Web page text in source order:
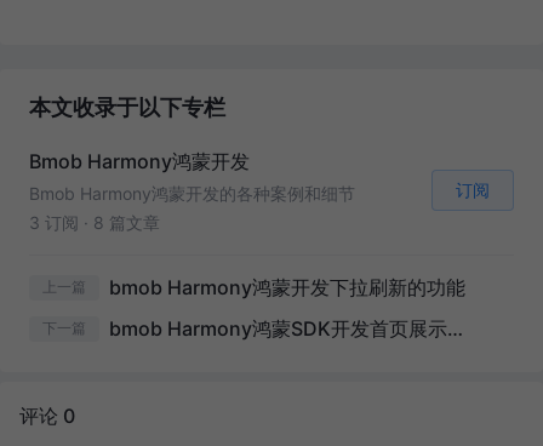
本文收录于以下专栏
Bmob Harmony鸿蒙开发
Bmob Harmony鸿蒙开发的各种案例和细节
3 订阅 · 8 篇文章
订阅
上一篇 bmob Harmony鸿蒙开发下拉刷新的功能
下一篇 bmob Harmony鸿蒙SDK开发首页展示广告模块
评论 0